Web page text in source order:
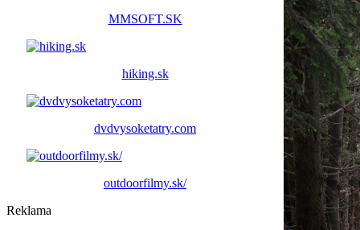
MMSOFT.SK
hiking.sk
dvdvysoketatry.com
outdoorfilmy.sk/
Reklama